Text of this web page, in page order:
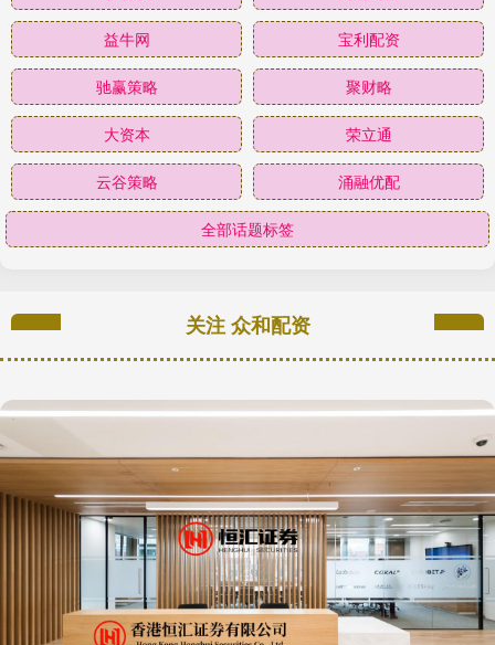
益牛网 宝利配资
驰赢策略 聚财略
大资本 荣立通
云谷策略 涌融优配
全部话题标签
关注 众和配资